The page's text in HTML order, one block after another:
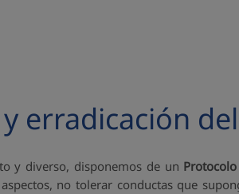
erradicación
y diverso, disponemos de un
no tolerar conductas que